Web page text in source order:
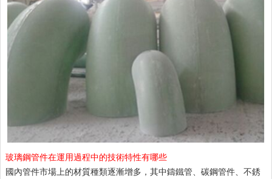
玻璃鋼管件在運用過程中的技術特性有哪些
國內管件市場上的材質種類逐漸增多，其中鑄鐵管、碳鋼管件、不銹